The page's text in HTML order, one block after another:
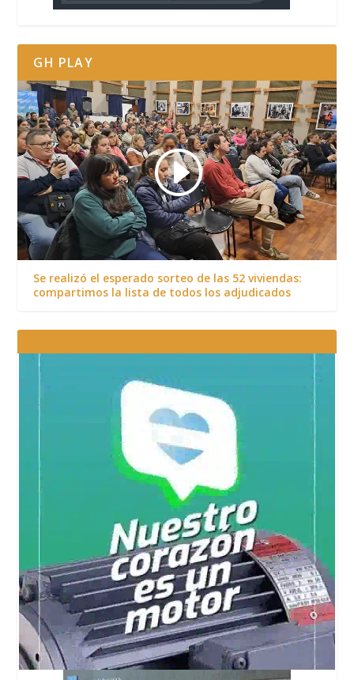
GH PLAY
Se realizó el esperado sorteo de las 52 viviendas:
compartimos la lista de todos los adjudicados